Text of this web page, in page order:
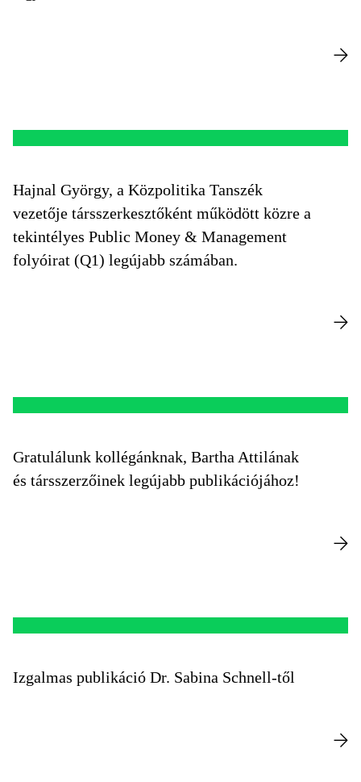
Hajnal György, a Közpolitika Tanszék
vezetője társszerkesztőként működött közre a
tekintélyes Public Money & Management
folyóirat (Q1) legújabb számában.
Gratulálunk kollégánknak, Bartha Attilának
és társszerzőinek legújabb publikációjához!
Izgalmas publikáció Dr. Sabina Schnell-től